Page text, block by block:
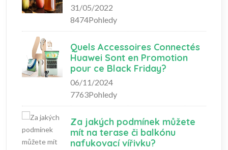
31/05/2022
8474Pohledy
Quels Accessoires Connectés
Huawei Sont en Promotion
pour ce Black Friday?
06/11/2024
7763Pohledy
Za jakých podmínek můžete
mít na terase či balkónu
nafukovací vířivku?